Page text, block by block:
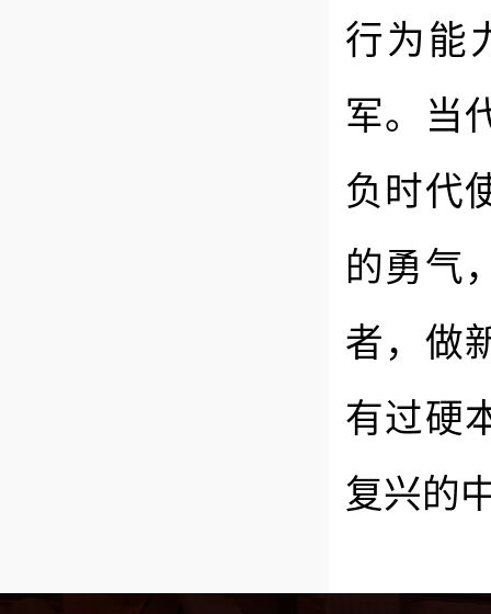
行为能
军。当
负时代
的勇气
者，做
有过硬
复兴的